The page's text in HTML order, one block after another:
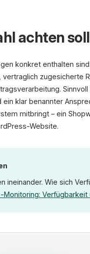
achten
konkret enthalten
zugesicherte
klar benannter
mitbringt – ein
Website.
ineinander. Wie sich
Monitoring: Verfügbarkeit